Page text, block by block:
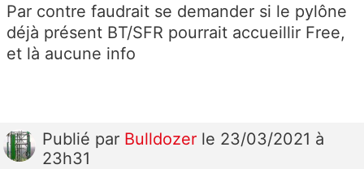
Par contre faudrait se demander si le pylône
déjà présent BT/SFR pourrait accueillir Free,
et là aucune info
Publié par Bulldozer le 23/03/2021 à
23h31